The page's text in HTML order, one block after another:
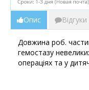
Опис Відгуки
Довжина роб.
гемостазу
операціях та у